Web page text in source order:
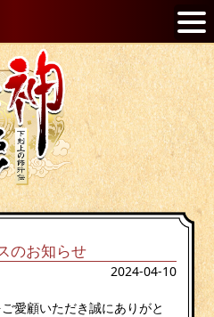
のお知らせ
2024-04-10
愛顧いただき誠にありがと